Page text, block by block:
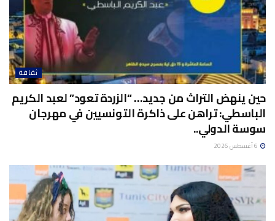
ثقافة
حين ينهض التراث من جديد… “الزردة تعود” لعبد الكريم
الباسطي: تراهن على ذاكرة التونسيين في مهرجان
سوسة الدولي..